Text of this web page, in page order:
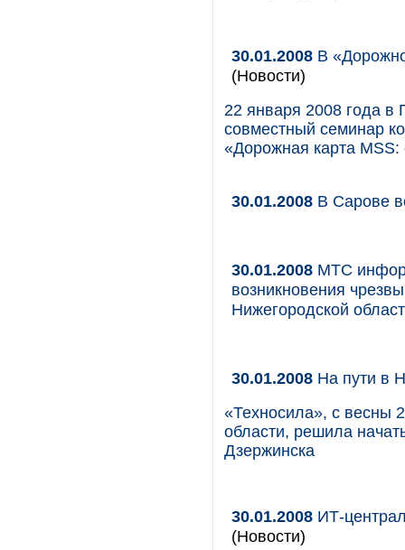
30.01.2008 В
(Новости)
22 января 2008 года в
совместный семинар
«Дорожная карта
30.01.2008 В Сарове
30.01.2008 МТС
возникновения
Нижегородской
30.01.2008 На пути в
«Техносила», с весны
области, решила
Дзержинска
30.01.2008 ИТ-
(Новости)